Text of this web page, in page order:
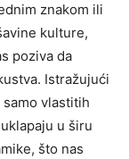
znakom ili
kulture,
poziva da
Istražujući
vlastitih
u širu
što nas